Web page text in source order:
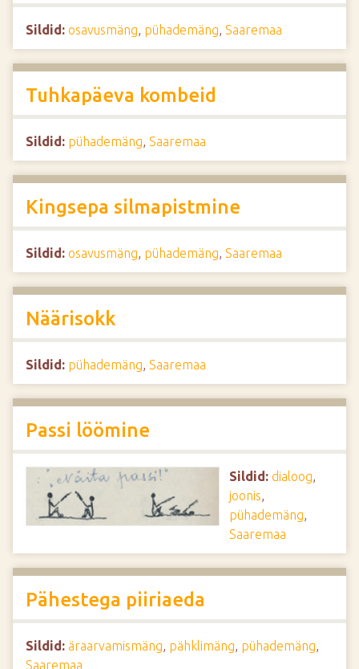
Sildid: osavusmäng, pühademäng, Saaremaa
Tuhkapäeva kombeid
Sildid: pühademäng, Saaremaa
Kingsepa silmapistmine
Sildid: osavusmäng, pühademäng, Saaremaa
Näärisokk
Sildid: pühademäng, Saaremaa
Passi löömine
Sildid: dialoog,
joonis,
pühademäng,
Saaremaa
Pähestega piiriaeda
Sildid: äraarvamismäng, pähklimäng, pühademäng,
Saaremaa